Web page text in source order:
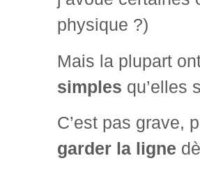
physique ?)
Mais la plupart
simples qu’elles
C’est pas grave,
garder la ligne